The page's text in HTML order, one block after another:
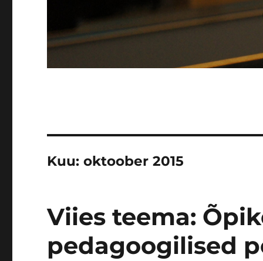
Kuu:oktoober 2015
Viies teema:
pedagoogilised